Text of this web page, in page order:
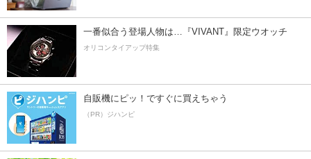
一番似合う登場人物は…『VIVANT』限定ウオッチ
オリコンタイアップ特集
自販機にピッ！ですぐに買えちゃう
（PR）ジハンピ